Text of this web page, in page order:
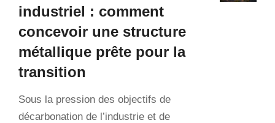
industriel : comment
concevoir une structure
métallique prête pour la
transition
Sous la pression des objectifs de
décarbonation de l’industrie et de